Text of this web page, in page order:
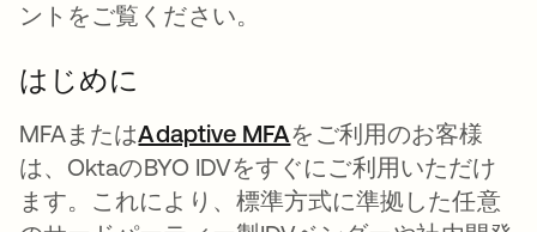
ントをご覧ください。
はじめに
MFAまたはAdaptive MFAをご利用のお客様
は、OktaのBYO IDVをすぐにご利用いただけ
ます。これにより、標準方式に準拠した任意